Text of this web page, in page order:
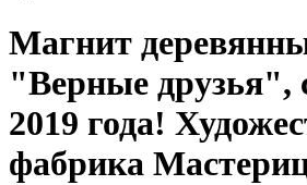
Магнит
"Верные друзья",
2019 года!
фабрика